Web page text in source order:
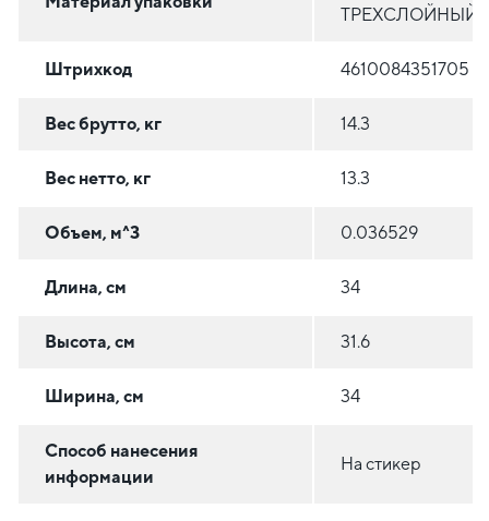
ТРЕХСЛОЙНЫЙ
Штрихкод 4610084351705
Вес брутто, кг 14.3
Вес нетто, кг 13.3
Объем, м^3 0.036529
Длина, см 34
Высота, см 31.6
Ширина, см 34
Способ нанесения
информации
На стикер